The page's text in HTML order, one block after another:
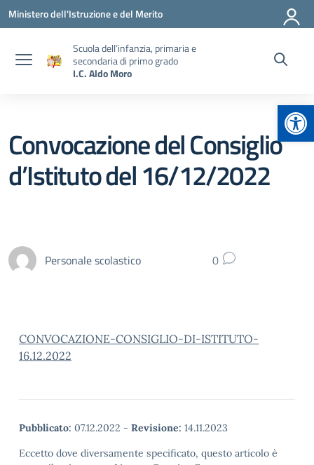
Vai ai contenuti
Vai al menu di navigazione
Vai al footer
Ministero dell'Istruzione e del Merito
Scuola dell’infanzia, primaria e
secondaria di primo grado
I.C. Aldo Moro
Convocazione del Consiglio
d’Istituto del 16/12/2022
Personale scolastico 0
CONVOCAZIONE-CONSIGLIO-DI-ISTITUTO-
16.12.2022
Pubblicato: 07.12.2022 - Revisione: 14.11.2023
Eccetto dove diversamente specificato, questo articolo è